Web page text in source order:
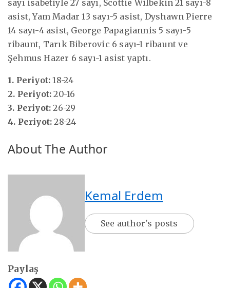
sayı isabetiyle 27 sayı, Scottie Wilbekin 21 sayı-8
asist, Yam Madar 13 sayı-5 asist, Dyshawn Pierre
14 sayı-4 asist, George Papagiannis 5 sayı-5
ribaunt, Tarık Biberovic 6 sayı-1 ribaunt ve
Şehmus Hazer 6 sayı-1 asist yaptı.
1. Periyot: 18-24
2. Periyot: 20-16
3. Periyot: 26-29
4. Periyot: 28-24
About The Author
Kemal Erdem
See author's posts
Paylaş